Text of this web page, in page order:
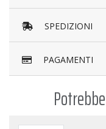
SPEDIZIONI
PAGAMENTI